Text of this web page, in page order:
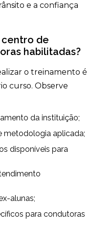
e a confiança
de
habilitadas?
o treinamento é
curso. Observe
da instituição;
metodologia aplicada;
alunas;